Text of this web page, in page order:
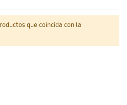
que coincida con la